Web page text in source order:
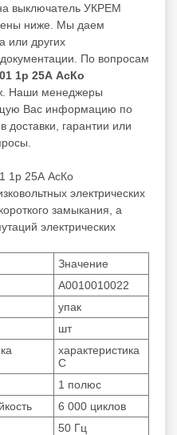
выключатель УКРЕМ
ниже. Мы даем
или других
документации. По вопросам
1р 25А АсКо
Наши менеджеры
Вас информацию по
доставки, гарантии или
1р 25А АсКо
электрических
замыкания, а
электрических
Значение
А0010010022
упак
шт
характеристика
С
1 полюс
6 000 циклов
50 Гц